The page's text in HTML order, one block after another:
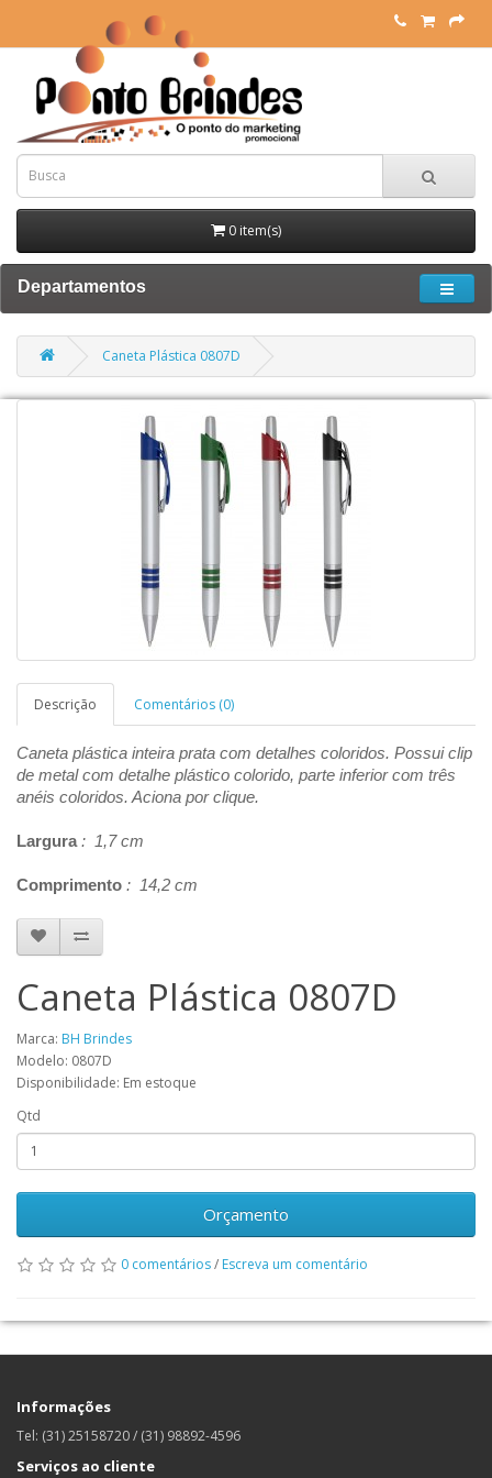
0 item(s)
Departamentos
Caneta Plástica 0807D
Descrição Comentários (0)
Caneta plástica inteira prata com detalhes coloridos. Possui clip
de metal com detalhe plástico colorido, parte inferior com três
anéis coloridos. Aciona por clique.
Largura : 1,7 cm
Comprimento : 14,2 cm
Caneta Plástica 0807D
Marca: BH Brindes
Modelo: 0807D
Disponibilidade: Em estoque
Qtd
Orçamento
0 comentários/ Escreva um comentário
Informações
Tel: (31) 25158720 / (31) 98892-4596
Serviços ao cliente